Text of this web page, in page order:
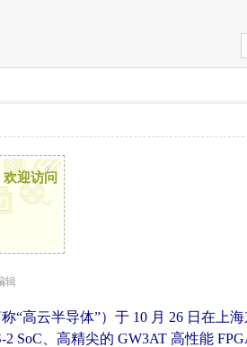
迎访问
x
辑
“高云半导体”）于 10 月 26 日在上
SoC、高精尖的 GW3AT 高性能